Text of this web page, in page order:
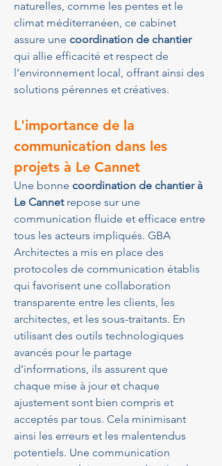
naturelles, comme les pentes et le
climat méditerranéen, ce cabinet
assure une coordination de chantier
qui allie efficacité et respect de
l’environnement local, offrant ainsi des
solutions pérennes et créatives.
L'importance de la
communication dans les
projets à Le Cannet
Une bonne coordination de chantier à
Le Cannet repose sur une
communication fluide et efficace entre
tous les acteurs impliqués. GBA
Architectes a mis en place des
protocoles de communication établis
qui favorisent une collaboration
transparente entre les clients, les
architectes, et les sous-traitants. En
utilisant des outils technologiques
avancés pour le partage
d’informations, ils assurent que
chaque mise à jour et chaque
ajustement sont bien compris et
acceptés par tous. Cela minimisant
ainsi les erreurs et les malentendus
potentiels. Une communication